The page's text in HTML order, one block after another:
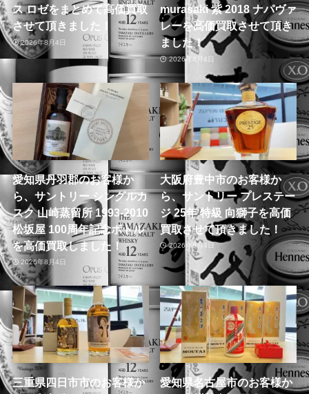
ス ロゼをまとめて高価買取
させて頂きました！
2026年8月4日
murasaki 紫 2018 ナパヴァ
レーを高価買取させて頂き
ました！
2026年8月4日
愛知県丹羽郡のお客様か
ら、サントリー シングルカ
スク 山崎蒸留所 1993-2010
松坂屋 100周年記念ボトル
を高価買取しました！
2026年8月4日
大阪府豊中市のお客様か
ら、サントリー プレステー
ジ 25年 特級 向獅子を高価
買取させて頂きました！
2026年8月4日
三重県四日市市のお客様か
愛知県名古屋市のお客様か